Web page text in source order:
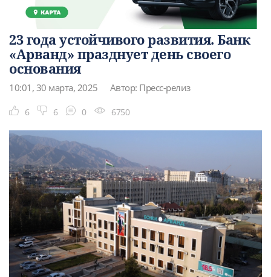
23 года устойчивого развития. Банк
«Арванд» празднует день своего
основания
10:01, 30 марта, 2025 Автор: Пресс-релиз
6 6 0 6750